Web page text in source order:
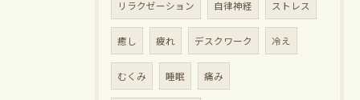
リラクゼーション 自律神経 ストレス
癒し 疲れ デスクワーク 冷え
むくみ 睡眠 痛み